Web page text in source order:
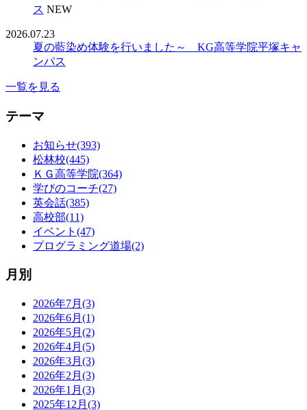
ス NEW
2026.07.23
夏の藍染め体験を行いました～ KG高等学院平塚キャ
ンパス
一覧を見る
テーマ
お知らせ(393)
松林校(445)
ＫＧ高等学院(364)
学びのコーチ(27)
英会話(385)
高校部(11)
イベント(47)
プログラミング道場(2)
月別
2026年7月(3)
2026年6月(1)
2026年5月(2)
2026年4月(5)
2026年3月(3)
2026年2月(3)
2026年1月(3)
2025年12月(3)